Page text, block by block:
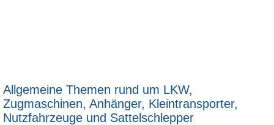
Allgemeine Themen rund um LKW,
Zugmaschinen, Anhänger, Kleintransporter,
Nutzfahrzeuge und Sattelschlepper